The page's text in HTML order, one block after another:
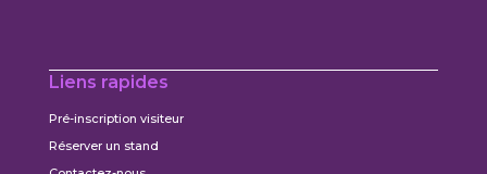
Liens rapides
Pré-inscription visiteur
Réserver un stand